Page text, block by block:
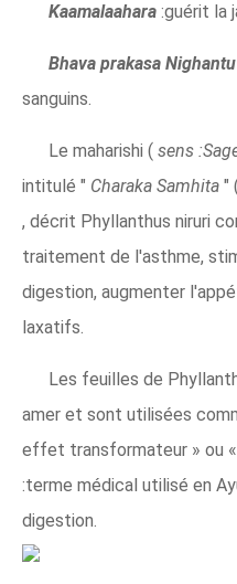
Kaamalaahara :guérit la
Bhava prakasa Nighantu
sanguins.
Le maharishi ( sens
intitulé " Charaka Samhita "
, décrit Phyllanthus niruri
traitement de l'asthme,
digestion, augmenter
laxatifs.
Les feuilles de
amer et sont utilisées
effet transformateur » ou
:terme médical utilisé en
digestion.